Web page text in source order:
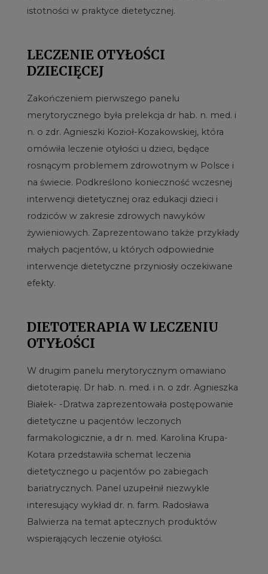
istotności w praktyce dietetycznej.
LECZENIE OTYŁOŚCI
DZIECIĘCEJ
Zakończeniem pierwszego panelu
merytorycznego była prelekcja dr hab. n. med. i
n. o zdr. Agnieszki Kozioł-Kozakowskiej, która
omówiła leczenie otyłości u dzieci, będące
rosnącym problemem zdrowotnym w Polsce i
na świecie. Podkreślono konieczność wczesnej
interwencji dietetycznej oraz edukacji dzieci i
rodziców w zakresie zdrowych nawyków
żywieniowych. Zaprezentowano także przykłady
małych pacjentów, u których odpowiednie
interwencje dietetyczne przyniosły oczekiwane
efekty.
DIETOTERAPIA W LECZENIU
OTYŁOŚCI
W drugim panelu merytorycznym omawiano
dietoterapię. Dr hab. n. med. i n. o zdr. Agnieszka
Białek- -Dratwa zaprezentowała postępowanie
dietetyczne u pacjentów leczonych
farmakologicznie, a dr n. med. Karolina Krupa-
Kotara przedstawiła schemat leczenia
dietetycznego u pacjentów po zabiegach
bariatrycznych. Panel uzupełnił niezwykle
interesujący wykład dr. n. farm. Radosława
Balwierza na temat aptecznych produktów
wspierających leczenie otyłości.